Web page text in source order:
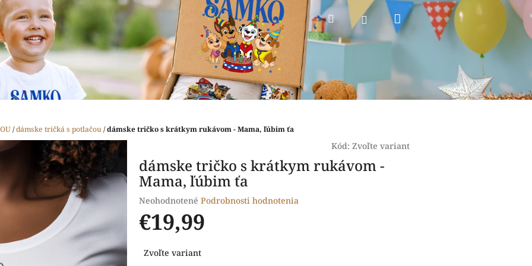
HľadaťPrihlásenieNákupný
/dámske tričká s potlačou/dámske tričko s krátkym rukávom - Mama, ľúbim ťa
Kód: Zvoľte variant
dámske tričko s krátkym rukávom -
Mama, ľúbim ťa
Priemerné
hodnotenie
produktu
0,0
Neohodnotené Podrobnosti hodnotenia
€19,99
cena:
Zvoľte variant